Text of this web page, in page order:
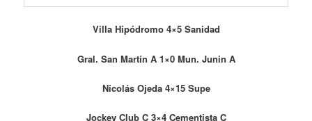
Villa Hipódromo 4×5 Sanidad
Gral. San Martín A 1×0 Mun. Junin A
Nicolás Ojeda 4×15 Supe
Jockey Club C 3×4 Cementista C